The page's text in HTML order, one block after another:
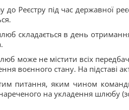
до Реєстру під час державної
складається в день
може не містити всіх
воєнного стану. На підставі
питання, яким чином
на укладення шлюбу